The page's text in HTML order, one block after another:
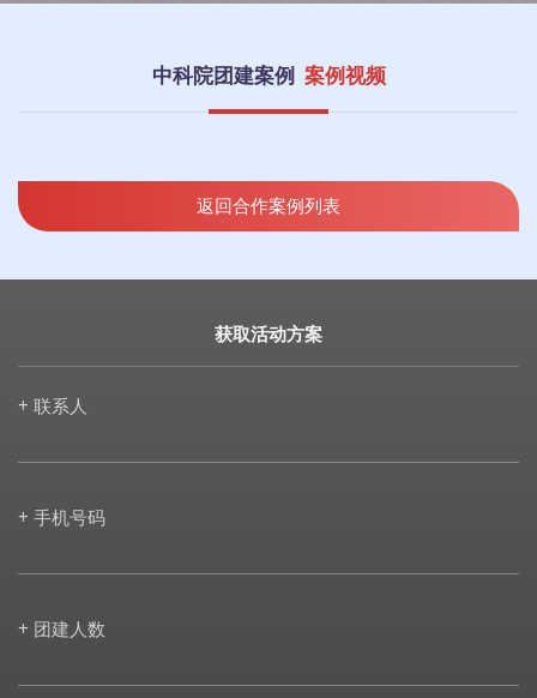
中科院团建案例 案例视频
返回合作案例列表
获取活动方案
+ 联系人
+ 手机号码
+ 团建人数